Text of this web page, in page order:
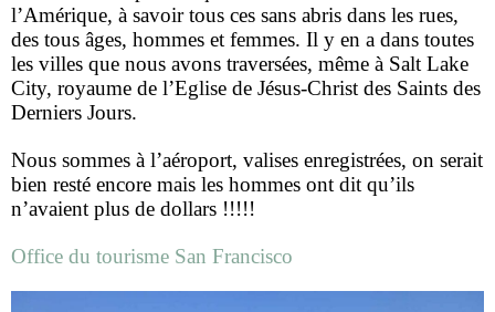
l’Amérique, à savoir tous ces sans abris dans les rues,
des tous âges, hommes et femmes. Il y en a dans toutes
les villes que nous avons traversées, même à Salt Lake
City, royaume de l’Eglise de Jésus-Christ des Saints des
Derniers Jours.
Nous sommes à l’aéroport, valises enregistrées, on serait
bien resté encore mais les hommes ont dit qu’ils
n’avaient plus de dollars !!!!!
Office du tourisme San Francisco